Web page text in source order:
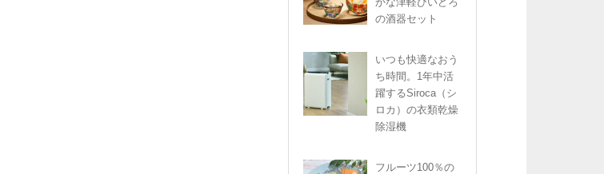
かな津軽びいどろ
の酒器セット
いつも快適なおう
ち時間。1年中活
躍するSiroca（シ
ロカ）の衣類乾燥
除湿機
フルーツ100％の